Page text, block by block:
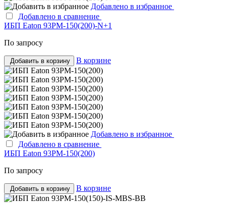
Добавлено в избранное
Добавлено в сравнение
ИБП Eaton 93PM-150(200)-N+1
По запросу
Добавить в корзину В корзине
Добавлено в избранное
Добавлено в сравнение
ИБП Eaton 93PM-150(200)
По запросу
Добавить в корзину В корзине